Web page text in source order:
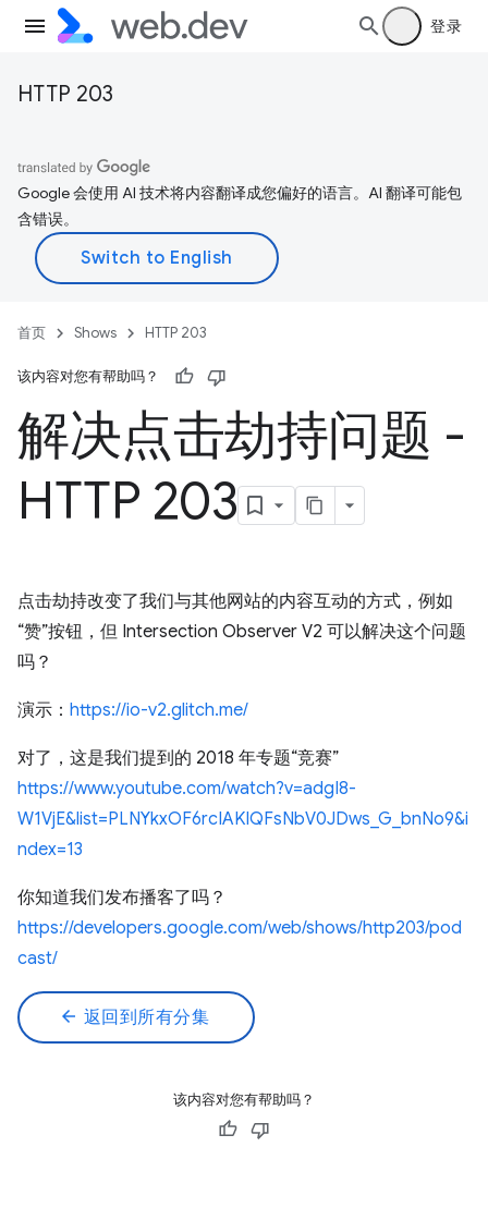
登录
HTTP 203
Google 会使用 AI 技术将内容翻译成您偏好的语言。AI 翻译可能包
含错误。
首页 Shows HTTP 203
该内容对您有帮助吗？
解决点击劫持问题 -
HTTP 203
点击劫持改变了我们与其他网站的内容互动的方式，例如
“赞”按钮，但 Intersection Observer V2 可以解决这个问题
吗？
演示： https://io-v2.glitch.me/
对了，这是我们提到的 2018 年专题“竞赛”
https://www.youtube.com/watch?v=adgI8-
W1VjE&list=PLNYkxOF6rcIAKIQFsNbV0JDws_G_bnNo9&i
ndex=13
你知道我们发布播客了吗？
https://developers.google.com/web/shows/http203/pod
cast/
arrow_back 返回到所有分集
该内容对您有帮助吗？